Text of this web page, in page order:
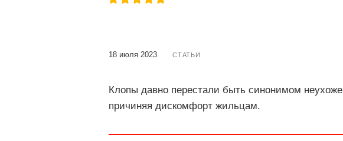
18 июля 2023 СТАТЬИ
Клопы давно перестали быть синонимом
причиняя дискомфорт жильцам.